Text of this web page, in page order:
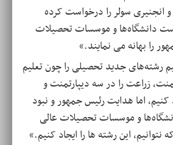
و انجنیری سولر را درخواست کرده
دانشگاه‌ها و موسسات تحصیلات
را بهانه می نمایند.»
رشته‌های جدید تحصیلی را چون تعلیم
در ۶ دیپارتمنت، زراعت را در سه دیپارتمنت و
کنیم، اما هدایت رئیس جمهور و نبود
و موسسات تحصیلات عالی
این رشته ها را ایجاد کنیم.»